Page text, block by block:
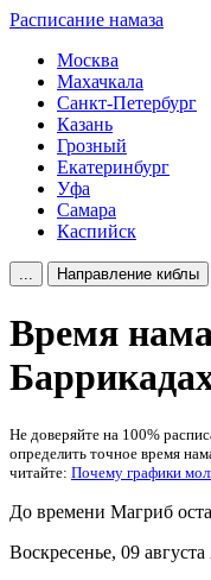
Расписание намаза
Москва
Махачкала
Санкт-Петербург
Казань
Грозный
Екатеринбург
Уфа
Самара
Каспийск
... Направление киблы
Время
Не доверяйте на 100%
определить точное время
читайте: Почему графики
До времени Магриб
Воскресенье, 09 августа